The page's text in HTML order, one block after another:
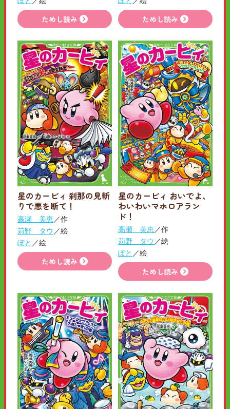
ためし読み ためし読み
星のカービィ 刹那の見斬
りで悪を断て！
高瀬 美恵／作
苅野 タウ ／絵
ぽと ／絵
ためし読み
星のカービィ おいでよ、
わいわいマホロアラン
ド！
高瀬 美恵／作
苅野 タウ ／絵
ぽと ／絵
ためし読み